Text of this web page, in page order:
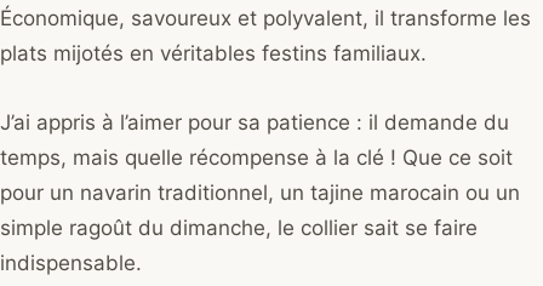
Économique, savoureux et polyvalent, il transforme les
plats mijotés en véritables festins familiaux.
J’ai appris à l’aimer pour sa patience : il demande du
temps, mais quelle récompense à la clé ! Que ce soit
pour un navarin traditionnel, un tajine marocain ou un
simple ragoût du dimanche, le collier sait se faire
indispensable.